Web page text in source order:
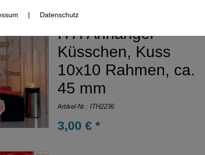
ITH Anhänger
Küsschen, Kuss
10x10 Rahmen, ca.
45 mm
Artikel-Nr.: ITH2236
3,00 € *
| Datenschutz